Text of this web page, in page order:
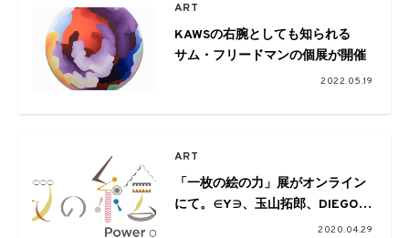
ART
KAWSの右腕としても知られる
サム・フリードマンの個展が開催
2022.05.19
ART
「一枚の絵の力」展がオンライン
にて。∈Y∋、玉山拓郎、DIEGO、
BIEN、Keeenue、平田尚也らが参
2020.04.29